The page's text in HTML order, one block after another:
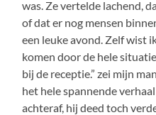
was. Ze vertelde lachend,
of dat er nog mensen
een leuke avond. Zelf wist
komen door de hele
bij de receptie.” zei mijn
het hele spannende
achteraf, hij deed toch